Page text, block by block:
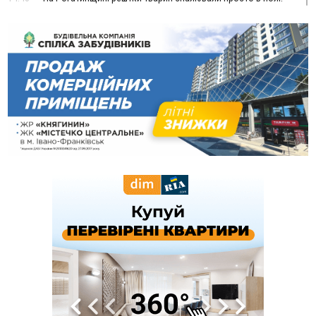
13:25
Пірс, ігровий майданчик і зона для пікніків: оголосили
тендер на 7 мільйонів на благоустрій Німецького озера
12:14
У Калуші на озері в міському парку масово загинули
качки та риба
11:18
Майстра лісу з Верховинщини оштрафували на 600 тисяч за
переправлення чоловіків до Румунії
10:49
На Прикарпатті через негоду сталися аварійні вимкнення
світла
За змову на тендері для Долинської лікарні двох
Яремчанський суд виніс вирок чоловіку, який у Буковелі
вкрав із супермаркету пляшку віскі за 8,5 тисяч
В урочищі біля Галича археологи відкопали давньоруську
вагову гирку XII–XIII століть
У Франківську медики провели серію складних операцій
на аорті
07 Серпня
У Богородчанах на "зебрі" водій Audi наїхав на